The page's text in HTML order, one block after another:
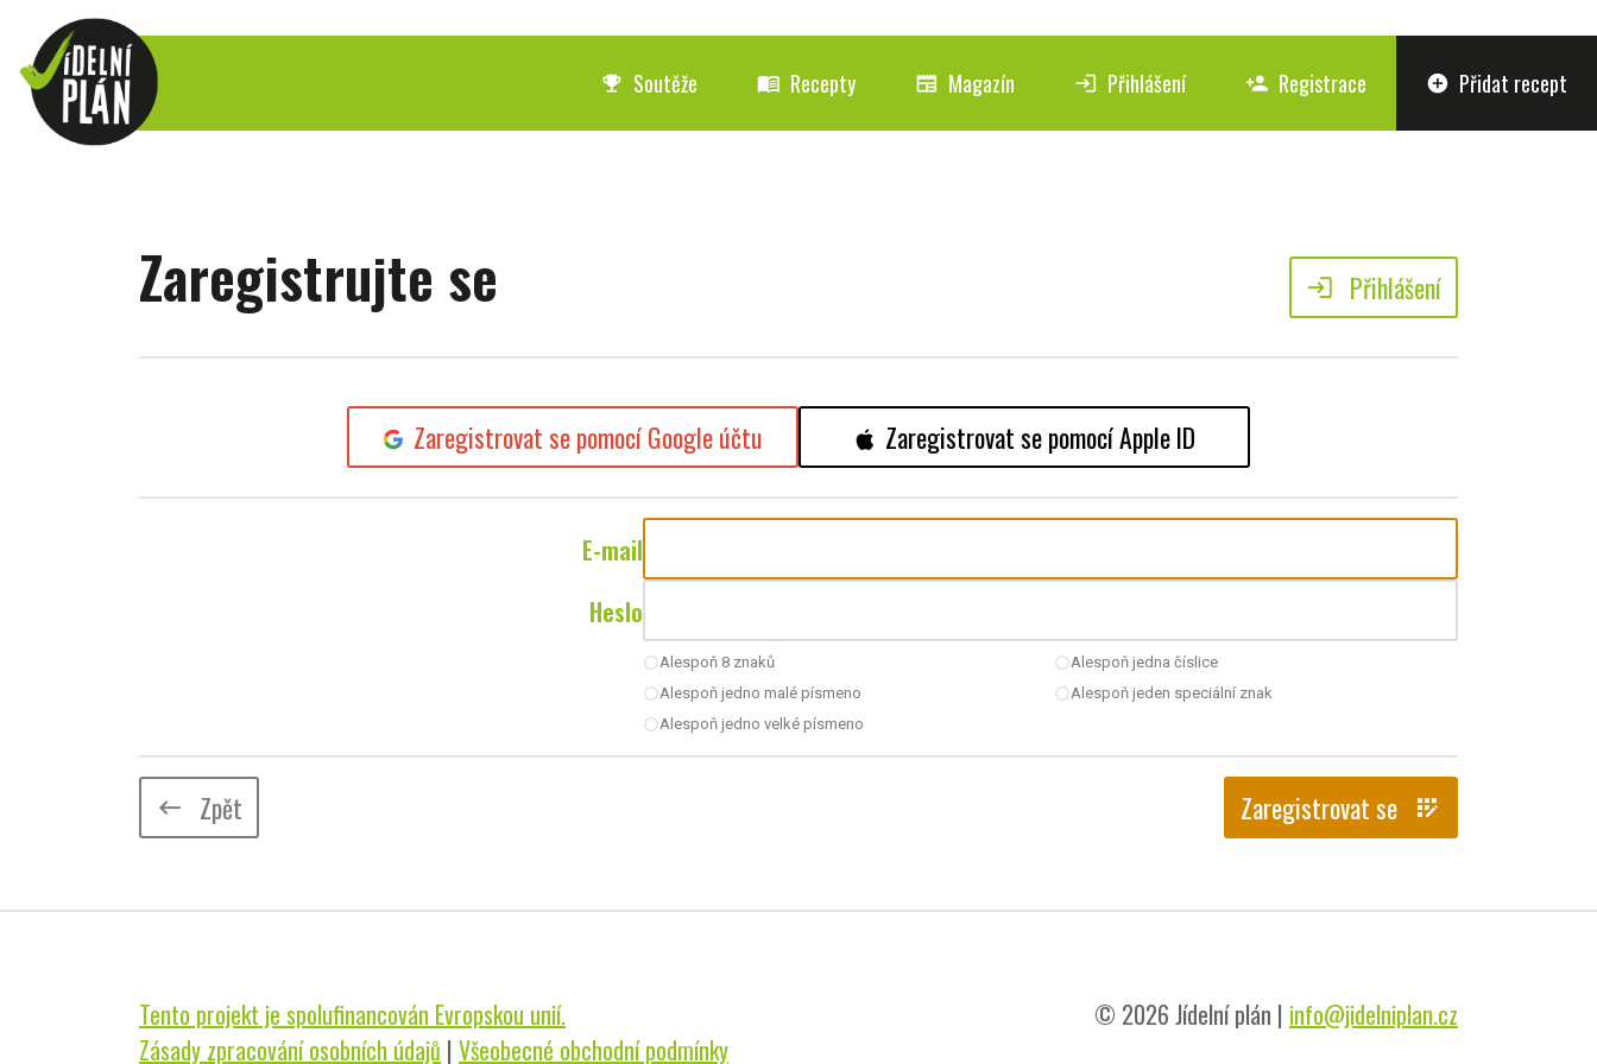
emoji_events Soutěže menu_book Recepty newspaper Magazín login Přihlášení person_add Registrace add_circle Přidat recept
Zaregistrujte se login Přihlášení
Zaregistrovat se pomocí Google účtu Zaregistrovat se pomocí Apple ID
E-mail
Heslo
radio_button_uncheckedAlespoň 8 znaků
radio_button_uncheckedAlespoň jedno malé písmeno
radio_button_uncheckedAlespoň jedno velké písmeno
radio_button_uncheckedAlespoň jedna číslice
radio_button_uncheckedAlespoň jeden speciální znak
keyboard_backspace Zpět Zaregistrovat se app_registration
Tento projekt je spolufinancován Evropskou unií.
Zásady zpracování osobních údajů | Všeobecné obchodní podmínky
© 2026 Jídelní plán | info@jidelniplan.cz